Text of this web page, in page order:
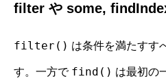
filter や some,
filter() は条件を満たすす
す。一方で find() は最初の